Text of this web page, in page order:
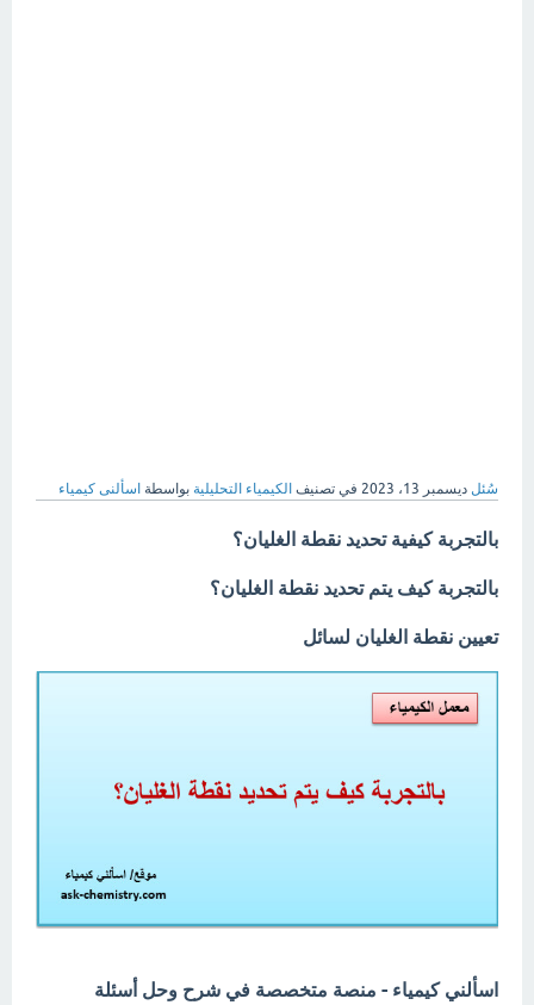
سُئل ديسمبر 13، 2023 في تصنيف الكيمياء التحليلية بواسطة اسألنى كيمياء
بالتجربة كيفية تحديد نقطة الغليان؟
بالتجربة كيف يتم تحديد نقطة الغليان؟
تعيين نقطة الغليان لسائل
اسألني كيمياء - منصة متخصصة في شرح وحل أسئلة